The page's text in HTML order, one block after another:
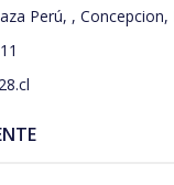
Perú, ,